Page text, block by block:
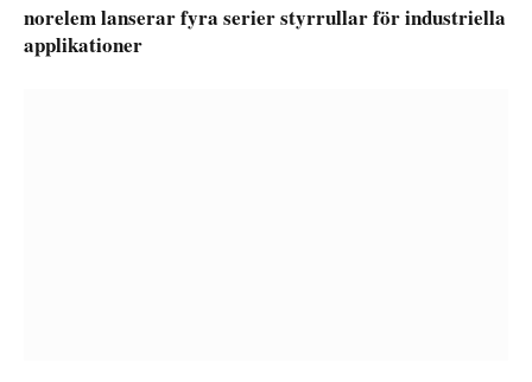
norelem lanserar fyra serier styrrullar för industriella
applikationer